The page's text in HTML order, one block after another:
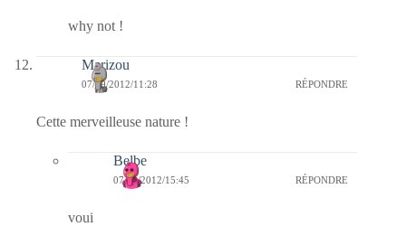
why not !
Marizou
07/09/2012/11:28 RÉPONDRE
Cette merveilleuse nature !
Belbe
07/09/2012/15:45 RÉPONDRE
voui